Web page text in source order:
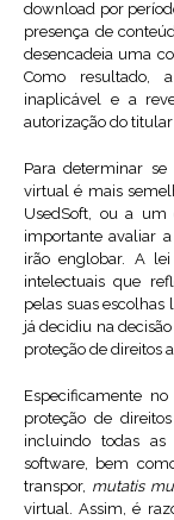
download por
presença de
desencadeia uma
Como resultado,
inaplicável e a
autorização do
Para determinar
virtual é mais
UsedSoft, ou a um
importante avaliar
irão englobar. A
intelectuais que
pelas suas
já decidiu na decisão
proteção de direitos
Especificamente
proteção de
incluindo todas as
software, bem
transpor, mutatis
virtual. Assim, é